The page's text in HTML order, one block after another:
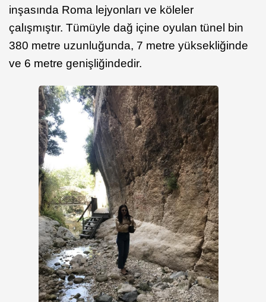
inşasında Roma lejyonları ve köleler
çalışmıştır. Tümüyle dağ içine oyulan tünel bin
380 metre uzunluğunda, 7 metre yüksekliğinde
ve 6 metre genişliğindedir.